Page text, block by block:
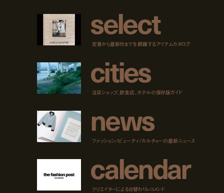
select
定番から最新作までを網羅するアイテムカタログ
cities
注目ショップ、飲食店、ホテルの保存版ガイド
news
ファッション/ビューティ/カルチャーの最新ニュース
calendar
クリエイターによる日替わりレコメンド